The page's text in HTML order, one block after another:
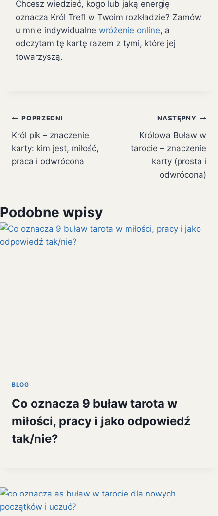
Chcesz wiedzieć, kogo lub jaką energię
oznacza Król Trefl w Twoim rozkładzie? Zamów
u mnie indywidualne wróżenie online, a
odczytam tę kartę razem z tymi, które jej
towarzyszą.
Nawigacja
wpisu
POPRZEDNI
Król pik – znaczenie
karty: kim jest, miłość,
praca i odwrócona
NASTĘPNY
Królowa Buław w
tarocie – znaczenie
karty (prosta i
odwrócona)
Podobne wpisy
BLOG
Co oznacza 9 buław tarota w
miłości, pracy i jako odpowiedź
tak/nie?